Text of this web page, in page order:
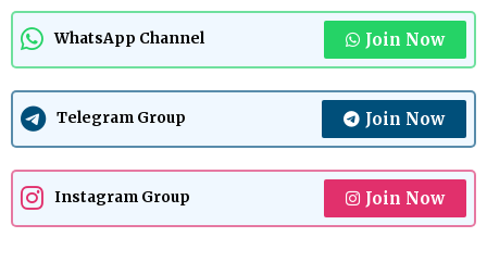
WhatsApp Channel Join Now
Telegram Group Join Now
Instagram Group Join Now